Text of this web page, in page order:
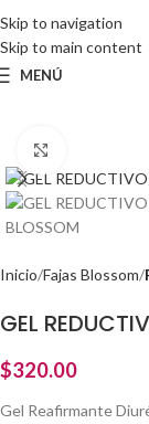
Skip to navigation
Skip to main content
MENÚ
Inicio Fajas Blossom
GEL
$320.00
Gel Reafirmante